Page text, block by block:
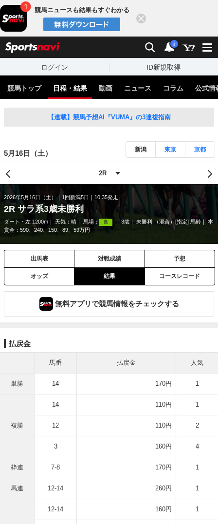
競馬ニュースも結果もすぐわかる
検索 通知
i
ログイン ID新規取得
競馬トップ 日程・結果 動画 ニュース コラム 公式情
【連載】競馬予想AI『VUMA』の3連複指南
5月16日（土） 新潟 東京 京都
2026年5月16日（土） 1回新潟5日 10:35発走
2R サラ系3歳未勝利
ダート・左 1200m 天気： 晴 馬場： 良 3歳 未勝利 （混合）[指定] 馬齢
本
賞金：590、240、150、89、59万円
出馬表 対戦成績 予想
オッズ 結果 コースレコード
無料アプリで競馬情報をチェックする
払戻金
馬番 払戻金 人気
単勝 14 170円 1
複勝
14 110円 1
12 110円 2
3 160円 4
枠連 7-8 170円 1
馬連 12-14 260円 1
12-14 160円 1